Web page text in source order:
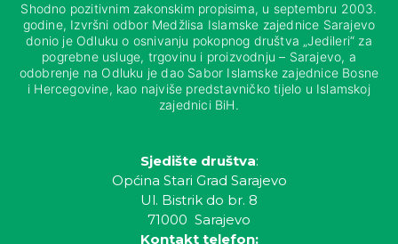
Shodno pozitivnim zakonskim propisima, u septembru 2003.
godine, Izvršni odbor Medžlisa Islamske zajednice Sarajevo
donio je Odluku o osnivanju pokopnog društva „Jedileri“ za
pogrebne usluge, trgovinu i proizvodnju – Sarajevo, a
odobrenje na Odluku je dao Sabor Islamske zajednice Bosne
i Hercegovine, kao najviše predstavničko tijelo u Islamskoj
zajednici BiH.
Sjedište društva:
Općina Stari Grad Sarajevo
Ul. Bistrik do br. 8
71000 Sarajevo
Kontakt telefon: